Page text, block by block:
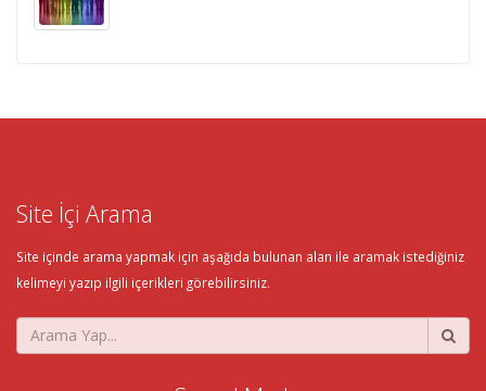
Site İçi Arama
Site içinde arama yapmak için aşağıda bulunan alan ile aramak istediğiniz
kelimeyi yazıp ilgili içerikleri görebilirsiniz.